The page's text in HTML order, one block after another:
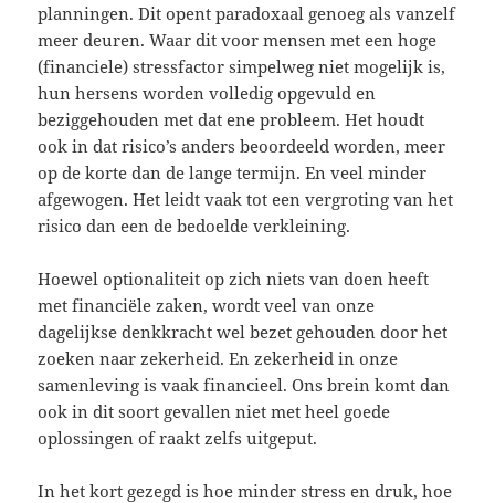
planningen. Dit opent paradoxaal genoeg als vanzelf
meer deuren. Waar dit voor mensen met een hoge
(financiele) stressfactor simpelweg niet mogelijk is,
hun hersens worden volledig opgevuld en
beziggehouden met dat ene probleem. Het houdt
ook in dat risico’s anders beoordeeld worden, meer
op de korte dan de lange termijn. En veel minder
afgewogen. Het leidt vaak tot een vergroting van het
risico dan een de bedoelde verkleining.
Hoewel optionaliteit op zich niets van doen heeft
met financiële zaken, wordt veel van onze
dagelijkse denkkracht wel bezet gehouden door het
zoeken naar zekerheid. En zekerheid in onze
samenleving is vaak financieel. Ons brein komt dan
ook in dit soort gevallen niet met heel goede
oplossingen of raakt zelfs uitgeput.
In het kort gezegd is hoe minder stress en druk, hoe